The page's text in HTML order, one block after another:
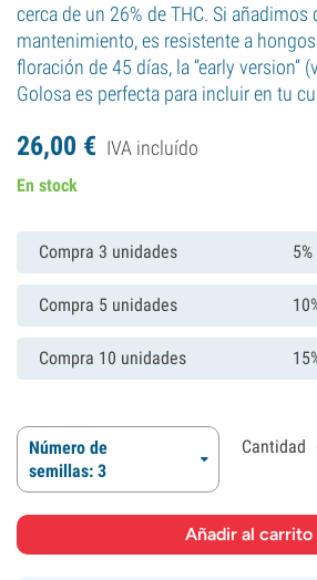
cerca de un 26% de THC. Si añadimos
mantenimiento, es resistente a
floración de 45 días, la “early version”
Golosa es perfecta para incluir en tu
26,00 € IVA incluído
En stock
Compra 3 unidades
Compra 5 unidades
Compra 10 unidades
Número de
semillas: 3
Cantidad